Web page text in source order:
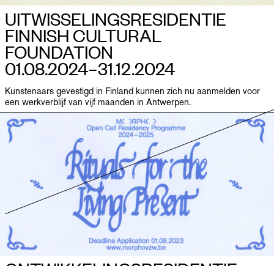
UITWISSELINGS­RESIDENTIE
FINNISH CULTURAL
FOUNDATION
01.08.2024–​31.12.2024
Kunstenaars gevestigd in Finland kunnen zich nu aanmelden voor
een werkverblijf van vijf maanden in Antwerpen.